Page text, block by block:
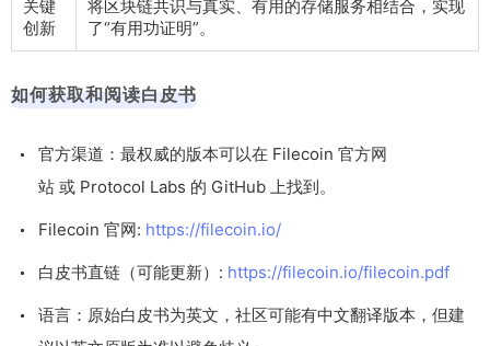
关键
创新
将区块链共识与真实、有用的存储服务相结合，实现
了“有用功证明”。
如何获取和阅读白皮书
官方渠道：最权威的版本可以在 Filecoin 官方网
站 或 Protocol Labs 的 GitHub 上找到。
Filecoin 官网: https://filecoin.io/
白皮书直链（可能更新）: https://filecoin.io/filecoin.pdf
语言：原始白皮书为英文，社区可能有中文翻译版本，但建